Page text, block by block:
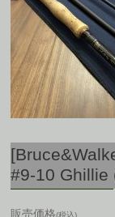
#9-10 Ghillie
販売価格(税込)